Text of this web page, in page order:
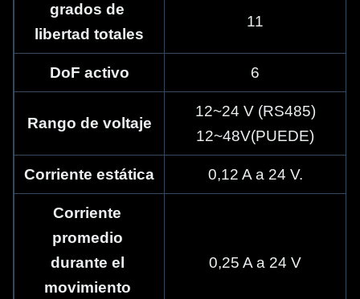
grados de
libertad totales
11
DoF activo 6
Rango de voltaje
12~24 V (RS485)
12~48V(PUEDE)
Corriente estática 0,12 A a 24 V.
Corriente
promedio
durante el
movimiento
0,25 A a 24 V